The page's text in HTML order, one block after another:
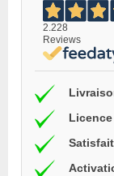
2.228
Reviews